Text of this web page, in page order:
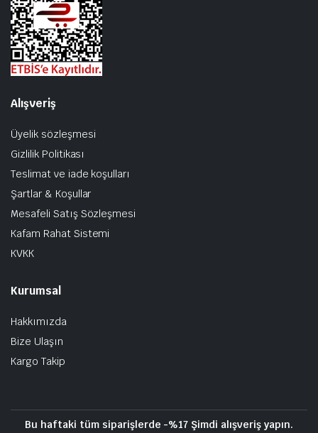
Alışveriş
Üyelik sözleşmesi
Gizlilik Politikası
Teslimat ve iade koşulları
Şartlar & Koşullar
Mesafeli Satış Sözleşmesi
Kafam Rahat Sistemi
KVKK
Kurumsal
Hakkımızda
Bize Ulaşın
Kargo Takip
Bu haftaki tüm siparişlerde -%17 Şimdi alışveriş yapın.